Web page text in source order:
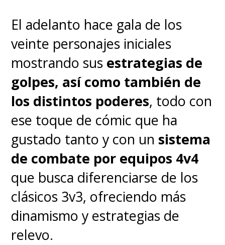
hombre más inteligente de la
Tierra . La radiación lo mutó a él
y a sus amigos, permitiéndole
estirar y moldear su cuerpo a
voluntad.
El adelanto hace gala de los
veinte personajes iniciales
mostrando sus estrategias de
golpes, así como también de
los distintos poderes, todo con
ese toque de cómic que ha
gustado tanto y con un sistema
de combate por equipos 4v4
que busca diferenciarse de los
clásicos 3v3, ofreciendo más
dinamismo y estrategias de
relevo.